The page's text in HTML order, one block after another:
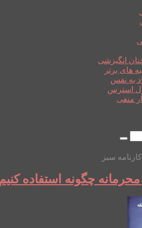
انگیزشی
های برتر
به نفس
استرس
منفی
سبز
محرمانه چگونه استفاده